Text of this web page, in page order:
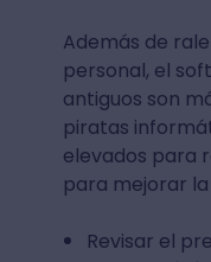
Además de
personal, el
antiguos son
piratas
elevados para
para mejorar
Revisar el